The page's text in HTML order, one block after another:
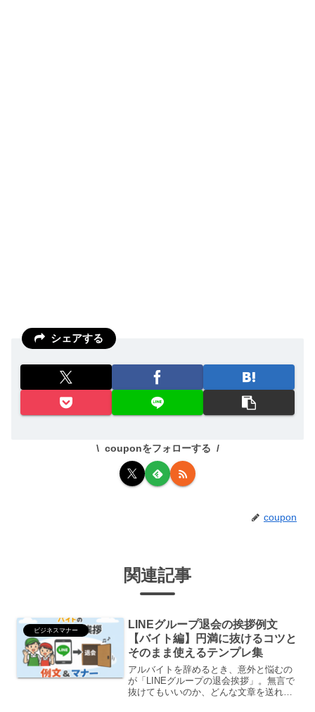
シェアする
couponをフォローする
coupon
関連記事
ビジネスマナー
LINEグループ退会の挨拶例文
【バイト編】円満に抜けるコツと
そのまま使えるテンプレ集
アルバイトを辞めるとき、意外と悩むの
が「LINEグループの退会挨拶」。無言で
抜けてもいいのか、どんな文章を送れば